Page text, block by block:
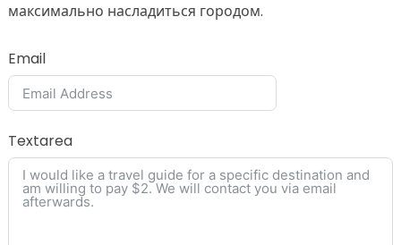
максимально насладиться городом.
Email
Textarea